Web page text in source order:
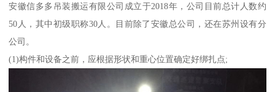
安徽信多多吊装搬运有限公司成立于2018年，公司目前总计人数约
50人，其中初级职称30人。目前除了安徽总公司，还在苏州设有分
公司。
(1)构件和设备之前，应根据形状和重心位置确定好绑扎点;